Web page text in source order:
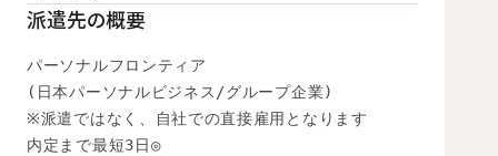
派遣先の概要
パーソナルフロンティア
(日本パーソナルビジネス/グループ企業)
※派遣ではなく、自社での直接雇用となります
内定まで最短3日◎